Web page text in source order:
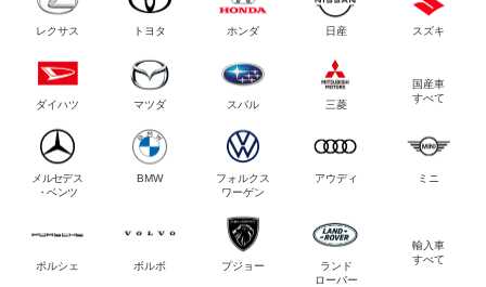
レクサス トヨタ ホンダ 日産 スズキ
ダイハツ マツダ スバル 三菱
国産車
すべて
メルセデス
・ベンツ
BMW
フォルクス
ワーゲン
アウディ ミニ
ポルシェ ボルボ プジョー
ランド
ローバー
輸入車
すべて